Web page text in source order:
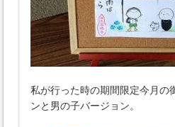
私が行った時の期間限定今月の
ンと男の子バージョン。